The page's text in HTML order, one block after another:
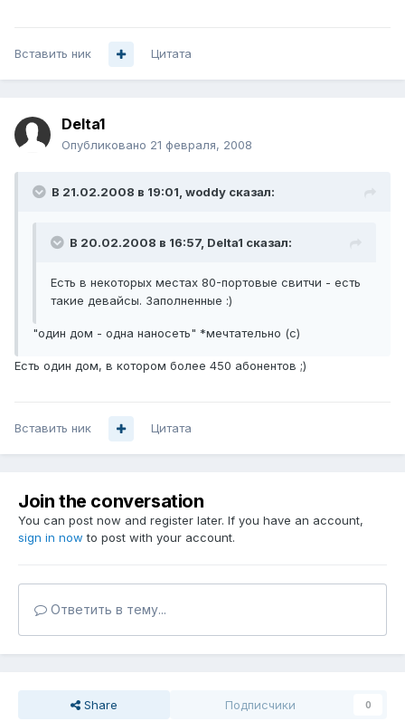
Вставить ник Цитата
Delta1
Опубликовано 21 февраля, 2008
В 21.02.2008 в 19:01, woddy сказал:
В 20.02.2008 в 16:57, Delta1 сказал:
Есть в некоторых местах 80-портовые свитчи - есть
такие девайсы. Заполненные :)
"один дом - одна наносеть" *мечтательно (с)
Есть один дом, в котором более 450 абонентов ;)
Вставить ник Цитата
Join the conversation
You can post now and register later. If you have an account,
sign in now to post with your account.
Ответить в тему...
Share Подписчики 0